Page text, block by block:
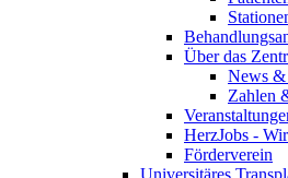
Über das
News &
Zahlen
HerzJobs -
Förderverein
Universitäres